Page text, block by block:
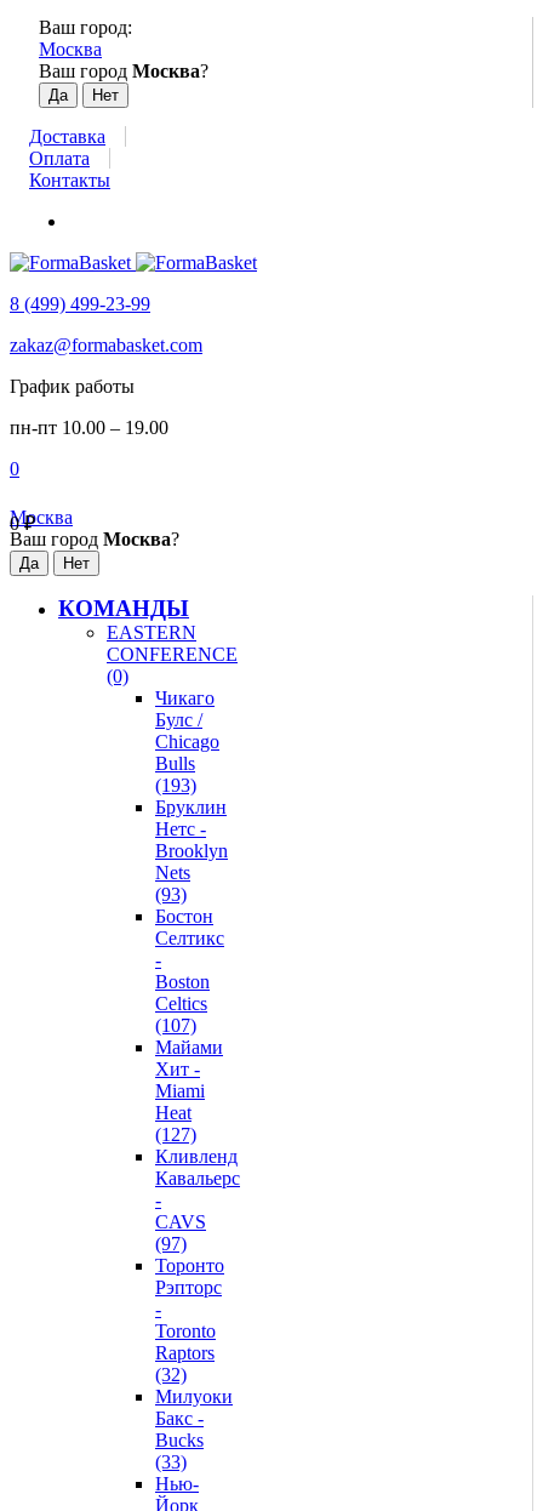
Ваш город:
Москва
Ваш город Москва?
Доставка
Оплата
Контакты
8 (499) 499-23-99
zakaz@formabasket.com
График работы
пн-пт 10.00 – 19.00
0
0₽
Москва
Ваш город Москва?
КОМАНДЫ
EASTERN
CONFERENCE
(0)
Чикаго
Булс /
Chicago
Bulls
(193)
Бруклин
Нетс -
Brooklyn
Nets
(93)
Бостон
Селтикс
-
Boston
Celtics
(107)
Майами
Хит -
Miami
Heat
(127)
Кливленд
Кавальерс
-
CAVS
(97)
Торонто
Рэпторс
-
Toronto
Raptors
(32)
Милуоки
Бакс -
Bucks
(33)
Нью-
Йорк